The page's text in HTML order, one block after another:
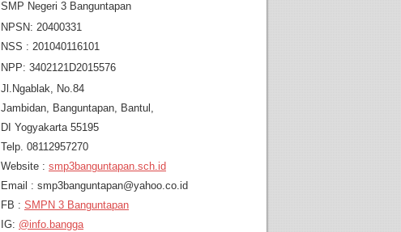
SMP Negeri 3 Banguntapan
NPSN: 20400331
NSS : 201040116101
NPP: 3402121D2015576
Jl.Ngablak, No.84
Jambidan, Banguntapan, Bantul,
DI Yogyakarta 55195
Telp. 08112957270
Website : smp3banguntapan.sch.id
Email : smp3banguntapan@yahoo.co.id
FB : SMPN 3 Banguntapan
IG: @info.bangga